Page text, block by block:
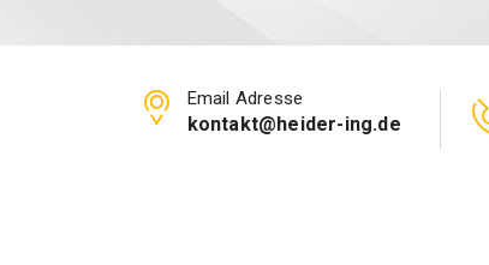
Email Adresse
kontakt@heider-ing.de